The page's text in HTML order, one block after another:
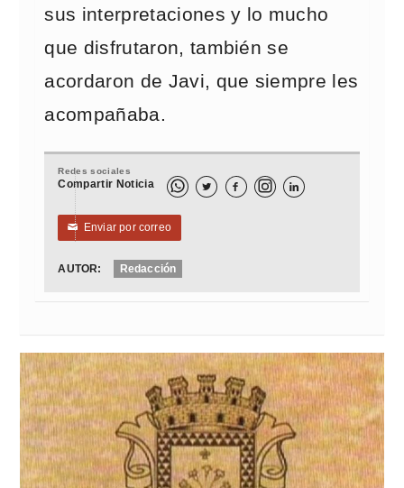
sus interpretaciones y lo mucho
que disfrutaron, también se
acordaron de Javi, que siempre les
acompañaba.
Redes sociales
Compartir Noticia   
✉ Enviar por correo
AUTOR: Redacción